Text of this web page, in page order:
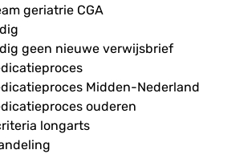
geriatrie CGA
geen nieuwe verwijsbrief
Midden-Nederland
ouderen
longarts